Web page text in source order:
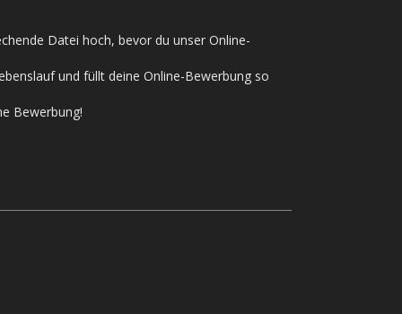
Datei hoch, bevor du unser Online-
und füllt deine Online-Bewerbung so
Bewerbung!